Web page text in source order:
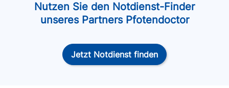
Nutzen Sie den Notdienst-Finder
unseres Partners Pfotendoctor
Jetzt Notdienst finden